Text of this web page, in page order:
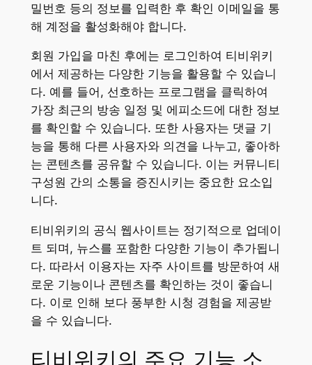
밀번호 등의 정보를 입력한 후 확인 이메일을 통
해 계정을 활성화해야 합니다.
회원 가입을 마친 후에는 로그인하여 티비위키
에서 제공하는 다양한 기능을 활용할 수 있습니
다. 예를 들어, 선호하는 프로그램을 클릭하여
가장 최근의 방송 일정 및 에피소드에 대한 정보
를 확인할 수 있습니다. 또한 사용자는 댓글 기
능을 통해 다른 사용자와 의견을 나누고, 좋아하
는 콘텐츠를 공유할 수 있습니다. 이는 커뮤니티
구성원 간의 소통을 증진시키는 중요한 요소입
니다.
티비위키의 공식 웹사이트는 정기적으로 업데이
트 되며, 뉴스를 포함한 다양한 기능이 추가됩니
다. 따라서 이용자는 자주 사이트를 방문하여 새
로운 기능이나 콘텐츠를 확인하는 것이 좋습니
다. 이로 인해 보다 풍부한 시청 경험을 제공받
을 수 있습니다.